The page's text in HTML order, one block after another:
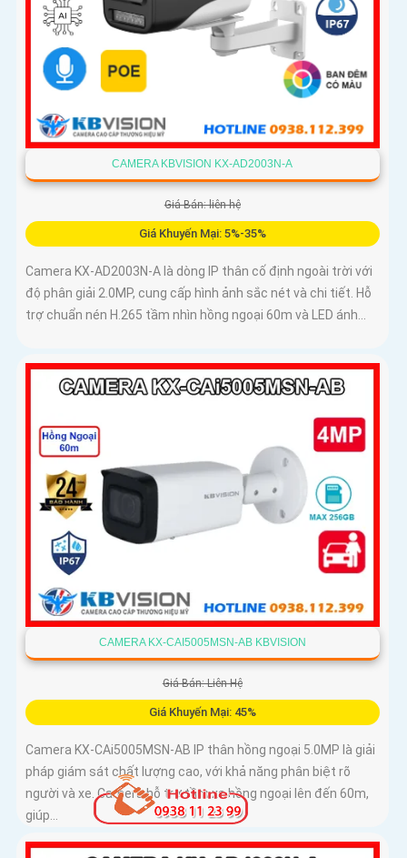
CAMERA KBVISION KX-AD2003N-A
Giá Bán: liên hệ
Giá Khuyến Mại: 5%-35%
Camera KX-AD2003N-A là dòng IP thân cố định ngoài trời với
độ phân giải 2.0MP, cung cấp hình ảnh sắc nét và chi tiết. Hỗ
trợ chuẩn nén H.265 tầm nhìn hồng ngoại 60m và LED ánh...
CAMERA KX-CAI5005MSN-AB KBVISION
Giá Bán: Liên Hệ
Giá Khuyến Mại: 45%
Camera KX-CAi5005MSN-AB IP thân hồng ngoại 5.0MP là giải
pháp giám sát chất lượng cao, với khả năng phân biệt rõ
người và xe. Camera hỗ trợ tầm xa hồng ngoại lên đến 60m,
giúp...